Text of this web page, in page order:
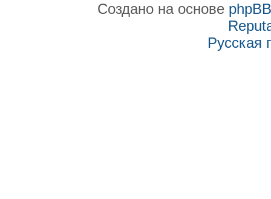
Создано на основе phpBB
Русская